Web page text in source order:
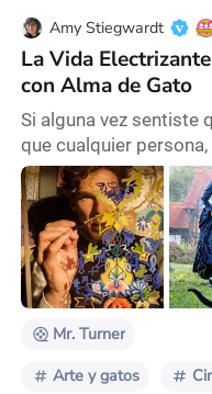
Amy Stiegwardt
La Vida
con Alma de Gato
Si alguna vez sentiste
que cualquier
Wain es una película
momento, el director
mundo a través de los
que convirtió a los
mascotas. Los felinos
confidentes,
Mr. Turner
Arte y gatos